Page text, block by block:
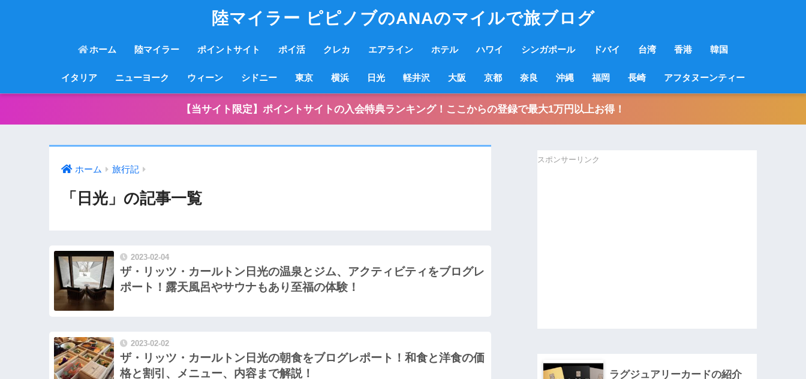
陸マイラー ピピノブのANAのマイルで旅ブログ
ホーム 陸マイラー ポイントサイト ポイ活 クレカ エアライン ホテル ハワイ シンガポール ドバイ 台湾 香港 韓国
イタリア ニューヨーク ウィーン シドニー 東京 横浜 日光 軽井沢 大阪 京都 奈良 沖縄 福岡 長崎 アフタヌーンティー
【当サイト限定】ポイントサイトの入会特典ランキング！ここからの登録で最大1万円以上お得！
ホーム 旅行記
「日光」の記事一覧
2023-02-04
ザ・リッツ・カールトン日光の温泉とジム、アクティビティをブログレ
ポート！露天風呂やサウナもあり至福の体験！
2023-02-02
ザ・リッツ・カールトン日光の朝食をブログレポート！和食と洋食の価
格と割引、メニュー、内容まで解説！
スポンサーリンク
ラグジュアリーカードの紹介